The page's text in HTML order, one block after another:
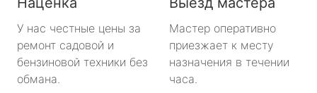
У нас честные цены за
ремонт садовой и
бензиновой техники без
обмана.
Мастер оперативно
приезжает к месту
назначения в течении
часа.